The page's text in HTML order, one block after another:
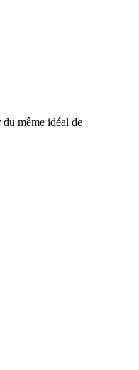
du même idéal de